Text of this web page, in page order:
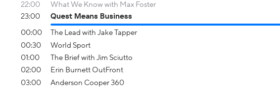
22:00
What We Know with Max Foster
23:00
Quest Means Business
00:00
The Lead with Jake Tapper
00:30
World Sport
01:00
The Brief with Jim Sciutto
02:00
Erin Burnett OutFront
03:00
Anderson Cooper 360